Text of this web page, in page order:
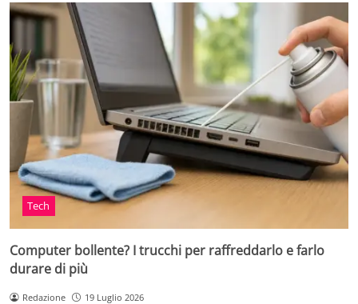
Tech
Computer bollente? I trucchi per raffreddarlo e farlo
durare di più
Redazione 19 Luglio 2026